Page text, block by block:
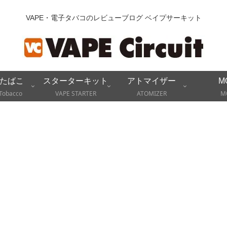
VAPE・電子タバコのレビューブログ ベイプサーキット
ばこ
スターターキット
VAPE STARTER
アトマイザー
ATOMIZER